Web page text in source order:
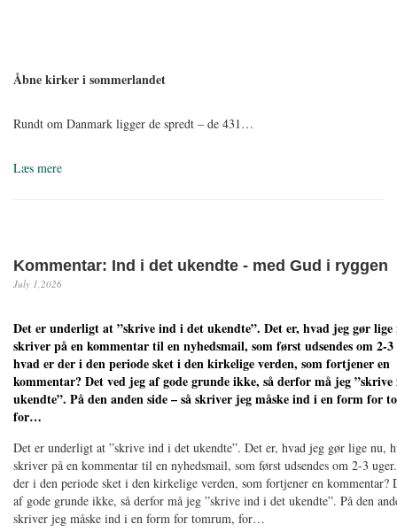
Åbne kirker i sommerlandet
Rundt om Danmark ligger de spredt – de 431…
Læs mere
Kommentar: Ind i det ukendte - med Gud i ryggen
July 1,2026
Det er underligt at ”skrive ind i det ukendte”. Det er, hvad jeg gør
skriver på en kommentar til en nyhedsmail, som først udsendes om 2-
hvad er der i den periode sket i den kirkelige verden, som fortjener en
kommentar? Det ved jeg af gode grunde ikke, så derfor må jeg
ukendte”. På den anden side – så skriver jeg måske ind i en form for
for…
Det er underligt at ”skrive ind i det ukendte”. Det er, hvad jeg gør lige nu,
skriver på en kommentar til en nyhedsmail, som først udsendes om 2-3
der i den periode sket i den kirkelige verden, som fortjener en kommentar?
af gode grunde ikke, så derfor må jeg ”skrive ind i det ukendte”. På den
skriver jeg måske ind i en form for tomrum, for…